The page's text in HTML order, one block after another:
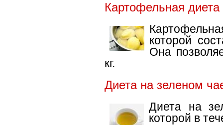
Картофельная
которой
Она
кг.
Диета на зеленом
Диета на
которой в